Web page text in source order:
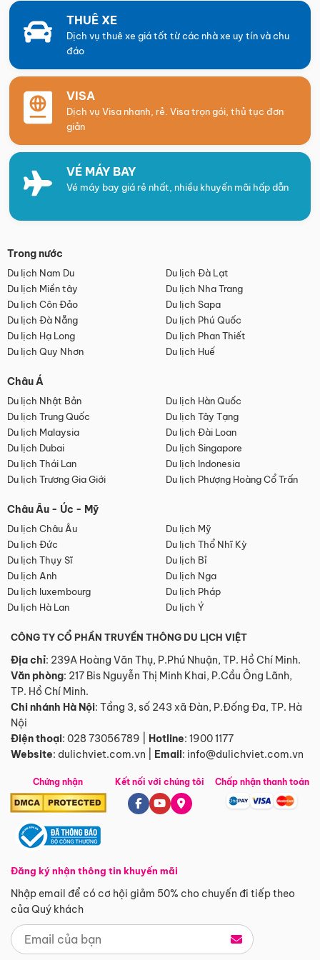
THUÊ XE
Dịch vụ thuê xe giá tốt từ các nhà xe uy tín và chu
đáo
VISA
Dịch vụ Visa nhanh, rẻ. Visa trọn gói, thủ tục đơn
giản
VÉ MÁY BAY
Vé máy bay giá rẻ nhất, nhiều khuyến mãi hấp dẫn
Trong nước
Du lịch Nam Du
Du lịch Đà Lạt
Du lịch Miền tây
Du lịch Nha Trang
Du lịch Côn Đảo
Du lịch Sapa
Du lịch Đà Nẵng
Du lịch Phú Quốc
Du lịch Hạ Long
Du lịch Phan Thiết
Du lịch Quy Nhơn
Du lịch Huế
Châu Á
Du lịch Nhật Bản
Du lịch Hàn Quốc
Du lịch Trung Quốc
Du lịch Tây Tạng
Du lịch Malaysia
Du lịch Đài Loan
Du lịch Dubai
Du lịch Singapore
Du lịch Thái Lan
Du lịch Indonesia
Du lịch Trương Gia Giới
Du lịch Phượng Hoàng Cổ Trấn
Châu Âu - Úc - Mỹ
Du lịch Châu Âu
Du lịch Mỹ
Du lịch Đức
Du lịch Thổ Nhĩ Kỳ
Du lịch Thụy Sĩ
Du lịch Bỉ
Du lịch Anh
Du lịch Nga
Du lịch luxembourg
Du lịch Pháp
Du lịch Hà Lan
Du lịch Ý
CÔNG TY CỔ PHẦN TRUYỀN THÔNG DU LỊCH VIỆT
Địa chỉ: 239A Hoàng Văn Thụ, P.Phú Nhuận, TP. Hồ Chí Minh.
Văn phòng: 217 Bis Nguyễn Thị Minh Khai, P.Cầu Ông Lãnh,
TP. Hồ Chí Minh.
Chi nhánh Hà Nội: Tầng 3, số 243 xã Đàn, P.Đống Đa, TP. Hà
Nội
Điện thoại: 028 73056789 Hotline: 1900 1177
Website: dulichviet.com.vn Email: info@dulichviet.com.vn
Chứng nhận
Đăng ký nhận thông tin khuyến mãi
Nhập email để có cơ hội giảm 50% cho chuyến đi tiếp theo
của Quý khách
Kết nối với chúng tôi Chấp nhận thanh toán